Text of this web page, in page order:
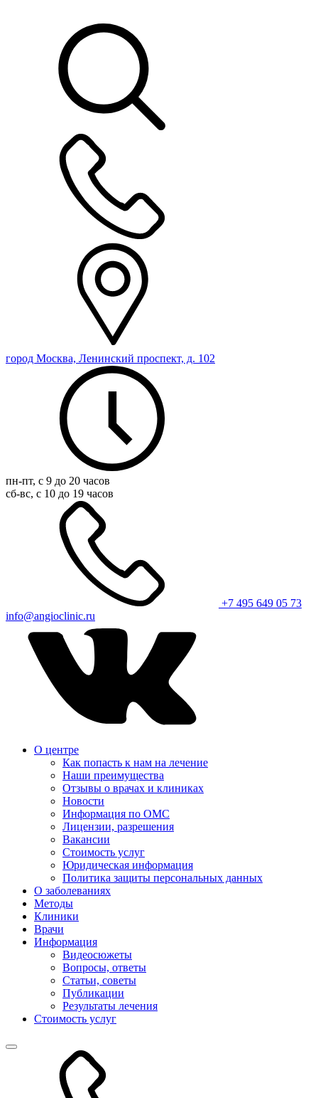
город Москва, Ленинский проспект, д. 102
пн-пт, с 9 до 20 часов
сб-вс, с 10 до 19 часов
+7 495 649 05 73
info@angioclinic.ru
О центре
Как попасть к нам на лечение
Наши преимущества
Отзывы о врачах и клиниках
Новости
Информация по ОМС
Лицензии, разрешения
Вакансии
Стоимость услуг
Юридическая информация
Политика защиты персональных данных
О заболеваниях
Методы
Клиники
Врачи
Информация
Видеосюжеты
Вопросы, ответы
Статьи, советы
Публикации
Результаты лечения
Стоимость услуг